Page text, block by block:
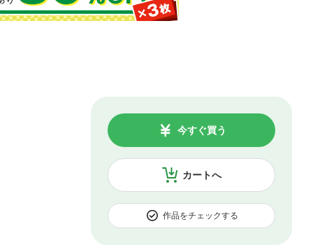
カートへ
今すぐ買う
作品をチェックする